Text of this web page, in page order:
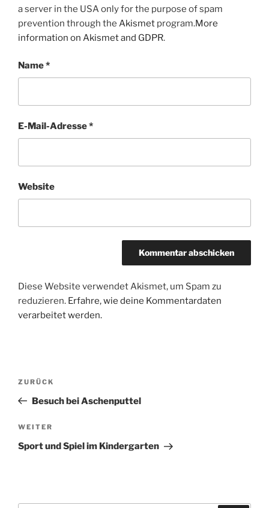
a server in the USA only for the purpose of spam
prevention through the Akismet program.More
information on Akismet and GDPR.
Name*
E-Mail-Adresse*
Website
Diese Website verwendet Akismet, um Spam zu
reduzieren. Erfahre, wie deine Kommentardaten
verarbeitet werden.
Beitragsnavigation
Vorheriger
Beitrag
ZURÜCK
Besuch bei Aschenputtel
Nächster
Beitrag
WEITER
Sport und Spiel im Kindergarten